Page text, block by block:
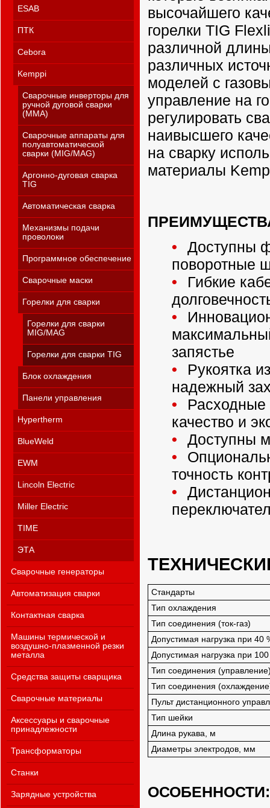
ESAB
ПТК
Cebora
Kemppi
Сварочные инверторы для
ручной дуговой сварки
(MMA)
Сварочные аппараты для
полуавтоматической
сварки (MIG/MAG)
Аргонно-дуговая сварка
TIG
Автоматическая сварка
Механизмы подачи
проволоки
Программное обеспечение
Сварочные маски
Горелки для сварки
Горелки для сварки
MIG/MAG
Горелки для сварки TIG
Блок охлаждения
Панели управления
Hypertherm
BlueWeld
EWM
Lincoln Electric
Miller Electric
TIME
ЭТА
Сварочные генераторы
Автоматизация сварки
Контактная сварка
Машины термической и
воздушно-плазменной резки
металла
Средства защиты сварщика
Сварочные материалы
Аксессуары и сварочные
принадлежности
Трансформаторы
Станки
Зарядные устройства
высочайшего
горелки TIG
различной
различных
моделей с
управление на
регулировать
наивысшего
на сварку
материалы
Доступны
поворотные
Гибкие
запястье
Рукоятка
надежный
Расходные
качество и
Доступны
точность
Стандарты
Тип охлаждения
Тип соединения (ток-газ)
Допустимая нагрузка при 40
Допустимая нагрузка при
Тип соединения
Тип соединения
Пульт дистанционного
Тип шейки
Длина рукава, м
Диаметры электродов, мм
ОСОБЕННОСТИ: